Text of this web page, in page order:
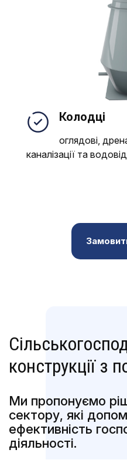
Колодці
оглядові,
каналізації та
конструкції з
Ми пропонуємо
сектору, які
ефективність
діяльності.